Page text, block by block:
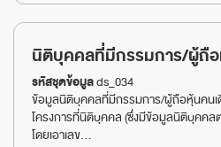
นิติบุคคลที่มีกรรมการ/ผู้ถื
รหัสชุดข้อมูลds_034
ข้อมูลนิติบุคคลที่มีกรรมการ/ผู้ถือหุ้นคนเ
โครงการที่นิติบุคคล (ซึ่งมีข้อมูลนิติบุคคล
โดยเอาเลข...